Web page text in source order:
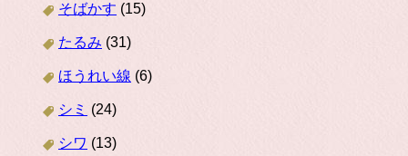
そばかす (15)
たるみ (31)
ほうれい線 (6)
シミ (24)
シワ (13)